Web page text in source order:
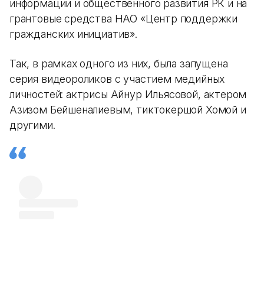
информации и общественного развития РК и на
грантовые средства НАО «Центр поддержки
гражданских инициатив».
Так, в рамках одного из них, была запущена
серия видеороликов с участием медийных
личностей: актрисы Айнур Ильясовой, актером
Азизом Бейшеналиевым, тиктокершой Хомой и
другими.